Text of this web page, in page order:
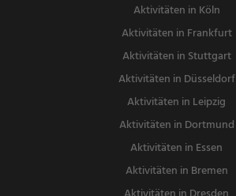
Aktivitäten in Köln
Aktivitäten in Frankfurt
Aktivitäten in Stuttgart
Aktivitäten in Düsseldorf
Aktivitäten in Leipzig
Aktivitäten in Dortmund
Aktivitäten in Essen
Aktivitäten in Bremen